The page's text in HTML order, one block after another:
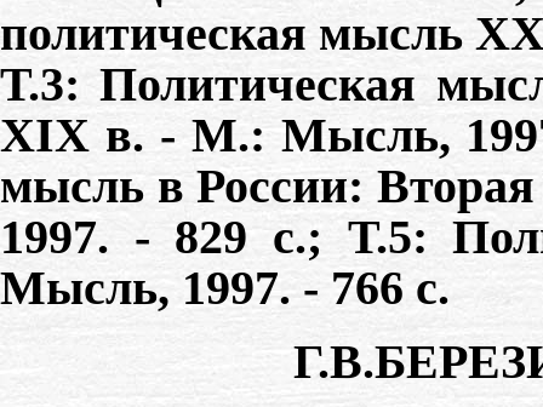
политическая мысль
Т.3: Политическая
XIX в. - М.: Мысль,
мысль в России:
1997. - 829 с.; Т.5:
Мысль, 1997. - 766 с.